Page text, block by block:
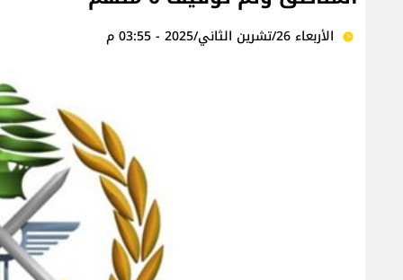
الأربعاء 26/تشرين الثاني/2025 - 03:55 م